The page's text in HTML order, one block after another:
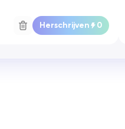
Herschrijven 0